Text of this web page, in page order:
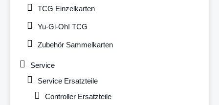
TCG Einzelkarten
Yu-Gi-Oh! TCG
Zubehör Sammelkarten
Service
Service Ersatzteile
Controller Ersatzteile